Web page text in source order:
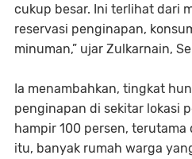
cukup besar. Ini terlihat dari
reservasi penginapan,
minuman,” ujar Zulkarnain,
Ia menambahkan, tingkat
penginapan di sekitar lokasi
hampir 100 persen, terutama
itu, banyak rumah warga